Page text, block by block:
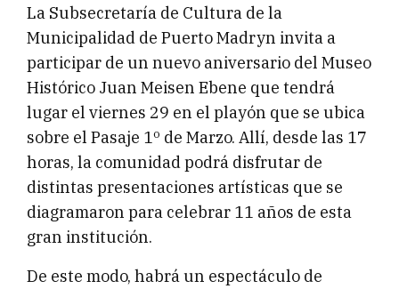
La Subsecretaría de Cultura de la
Municipalidad de Puerto Madryn invita a
participar de un nuevo aniversario del Museo
Histórico Juan Meisen Ebene que tendrá
lugar el viernes 29 en el playón que se ubica
sobre el Pasaje 1º de Marzo. Allí, desde las 17
horas, la comunidad podrá disfrutar de
distintas presentaciones artísticas que se
diagramaron para celebrar 11 años de esta
gran institución.
De este modo, habrá un espectáculo de